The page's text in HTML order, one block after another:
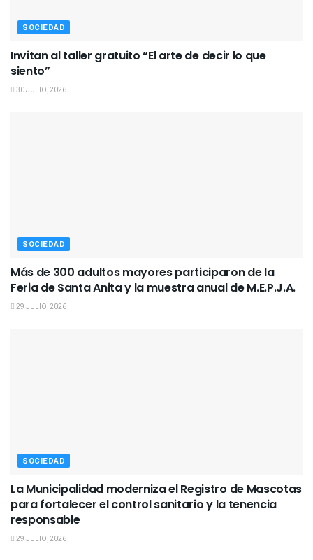
SOCIEDAD
Invitan al taller gratuito “El arte de decir lo que
siento”
30 JULIO, 2026
SOCIEDAD
Más de 300 adultos mayores participaron de la
Feria de Santa Anita y la muestra anual de M.E.P.J.A.
29 JULIO, 2026
SOCIEDAD
La Municipalidad moderniza el Registro de Mascotas
para fortalecer el control sanitario y la tenencia
responsable
29 JULIO, 2026